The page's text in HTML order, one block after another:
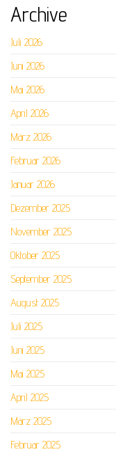
Archive
Juli 2026
Juni 2026
Mai 2026
April 2026
März 2026
Februar 2026
Januar 2026
Dezember 2025
November 2025
Oktober 2025
September 2025
August 2025
Juli 2025
Juni 2025
Mai 2025
April 2025
März 2025
Februar 2025